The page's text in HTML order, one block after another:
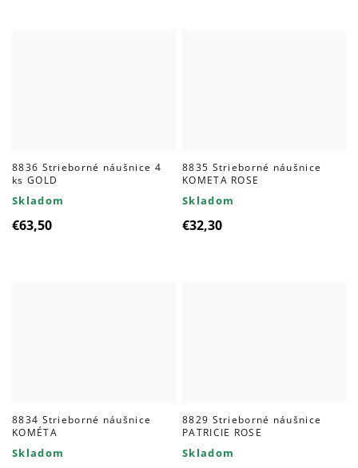
8836 Strieborné náušnice 4
ks GOLD
Skladom
€63,50
8835 Strieborné náušnice
KOMETA ROSE
Skladom
€32,30
8834 Strieborné náušnice
KOMÉTA
Skladom
8829 Strieborné náušnice
PATRICIE ROSE
Skladom